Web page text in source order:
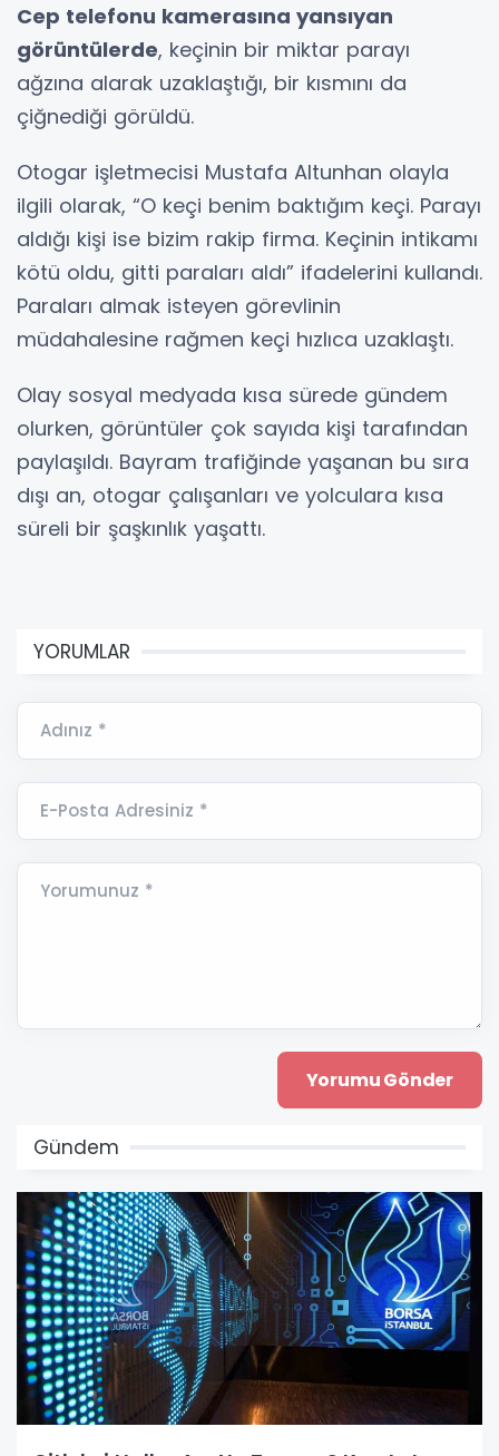
Cep telefonu kamerasına yansıyan
görüntülerde, keçinin bir miktar parayı
ağzına alarak uzaklaştığı, bir kısmını da
çiğnediği görüldü.
Otogar işletmecisi Mustafa Altunhan olayla
ilgili olarak, “O keçi benim baktığım keçi. Parayı
aldığı kişi ise bizim rakip firma. Keçinin intikamı
kötü oldu, gitti paraları aldı” ifadelerini kullandı.
Paraları almak isteyen görevlinin
müdahalesine rağmen keçi hızlıca uzaklaştı.
Olay sosyal medyada kısa sürede gündem
olurken, görüntüler çok sayıda kişi tarafından
paylaşıldı. Bayram trafiğinde yaşanan bu sıra
dışı an, otogar çalışanları ve yolculara kısa
süreli bir şaşkınlık yaşattı.
YORUMLAR
Adınız *
E-Posta Adresiniz *
Yorumunuz *
Gündem